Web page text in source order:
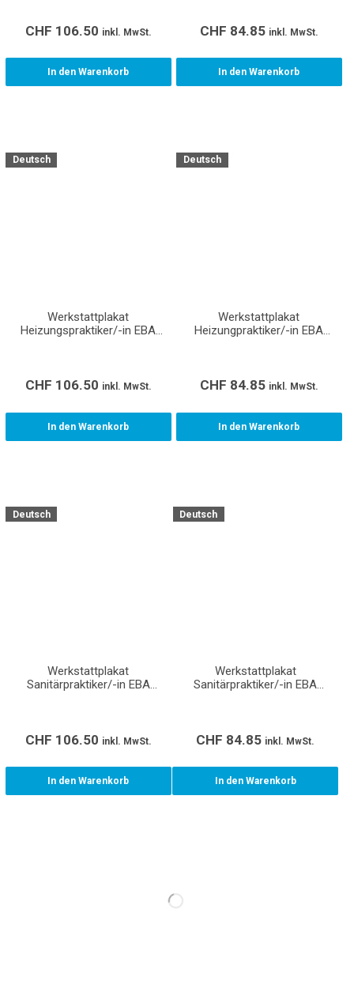
CHF 106.50 inkl. MwSt.
In den Warenkorb
CHF 84.85 inkl. MwSt.
In den Warenkorb
Deutsch
Werkstattplakat
Heizungspraktiker/-in EBA
CHF 106.50 inkl. MwSt.
In den Warenkorb
Deutsch
Werkstattplakat
Heizungpraktiker/-in EBA
CHF 84.85 inkl. MwSt.
In den Warenkorb
Deutsch
Werkstattplakat
Sanitärpraktiker/-in EBA
CHF 106.50 inkl. MwSt.
In den Warenkorb
Deutsch
Werkstattplakat
Sanitärpraktiker/-in EBA
CHF 84.85 inkl. MwSt.
In den Warenkorb